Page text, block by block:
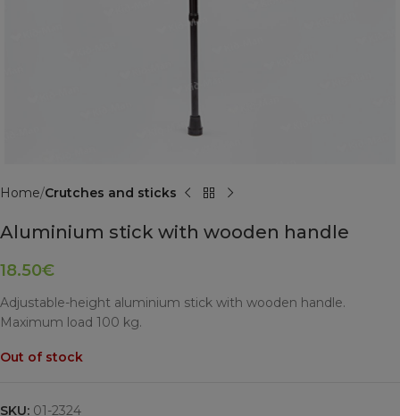
Home Crutches and sticks
Aluminium stick with wooden handle
18.50€
Adjustable-height aluminium stick with wooden handle.
Maximum load 100 kg.
Out of stock
SKU: 01-2324